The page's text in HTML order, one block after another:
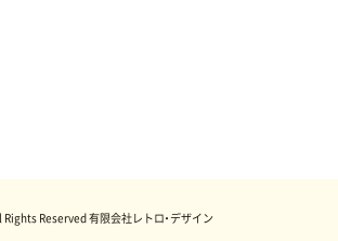
Rights Reserved 有限会社レトロ・デザイン